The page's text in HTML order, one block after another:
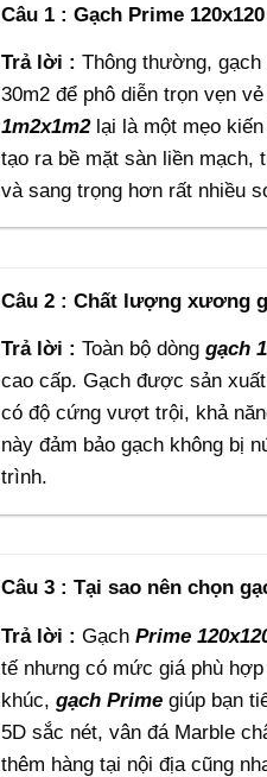
Câu 1 : Gạch Prime
Trả lời : Thông thường,
30m2 để phô diễn trọn vẹn
1m2x1m2lại là một mẹo
tạo ra bề mặt sàn liền mạch,
và sang trọng hơn rất nhiều
Câu 2 : Chất lượng xương
Trả lời : Toàn bộ dòng gạch
cao cấp. Gạch được sản
có độ cứng vượt trội, khả
này đảm bảo gạch không bị
trình.
Câu 3 : Tại sao nên chọn
Trả lời : Gạch Prime
tế nhưng có mức giá phù
khúc, gạch Prime giúp bạn
5D sắc nét, vân đá Marble
thêm hàng tại nội địa cũng